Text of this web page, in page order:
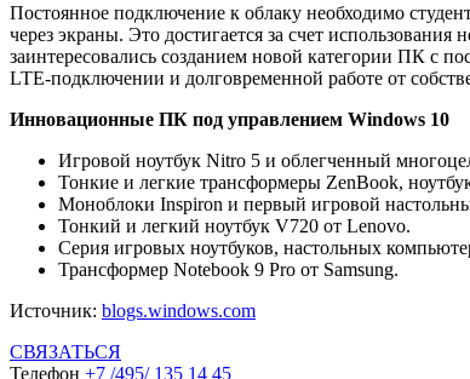
Постоянное подключение к облаку необходимо
через экраны. Это достигается за счет
заинтересовались созданием новой категории ПК с
LTE-подключении и долговременной работе от
Инновационные ПК под управлением Windows 10
Игровой ноутбук Nitro 5 и облегченный
Тонкие и легкие трансформеры ZenBook,
Моноблоки Inspiron и первый игровой
Тонкий и легкий ноутбук V720 от Lenovo.
Серия игровых ноутбуков, настольных
Трансформер Notebook 9 Pro от Samsung.
Источник: blogs.windows.com
СВЯЗАТЬСЯ
Телефон +7 /495/ 135 14 45